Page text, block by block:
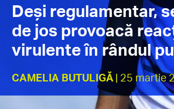
Deși regulamentar,
de jos provoacă
virulente în rândul
CAMELIA BUTULIGĂ | 25 martie